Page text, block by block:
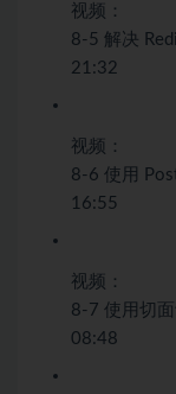
视频：
8-5 解决
21:32
视频：
8-6 使用
16:55
视频：
8-7 使用切
08:48